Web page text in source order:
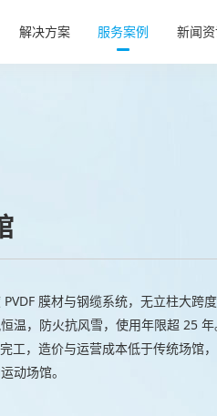
解决方案 服务案例 新闻
膜材与钢缆系统，无立柱大跨
温，防火抗风雪，使用年限超 25
工，造价与运营成本低于传统场馆
动场馆。